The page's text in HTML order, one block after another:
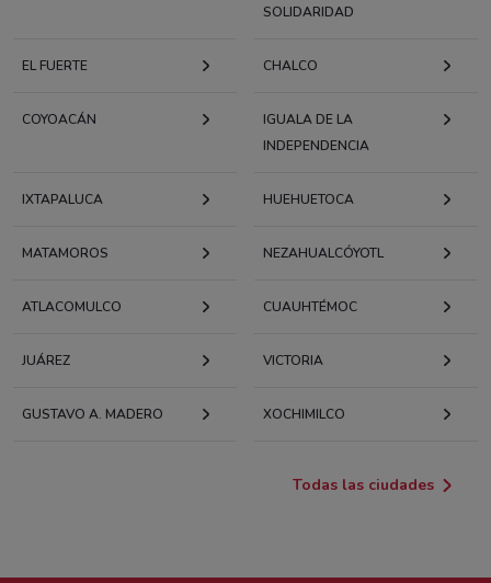
SOLIDARIDAD
EL FUERTE CHALCO
COYOACÁN
IGUALA DE LA
INDEPENDENCIA
IXTAPALUCA HUEHUETOCA
MATAMOROS NEZAHUALCÓYOTL
ATLACOMULCO CUAUHTÉMOC
JUÁREZ VICTORIA
GUSTAVO A. MADERO XOCHIMILCO
Todas las ciudades